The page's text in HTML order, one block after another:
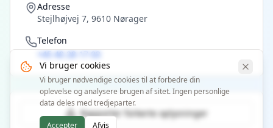
Adresse
Stejlhøjvej 7, 9610 Nørager
Telefon
+45 40 28 17 03
Rapporter forkerte oplysninger
Vi bruger cookies
Vi bruger nødvendige cookies til at forbedre din
oplevelse og analysere brugen af sitet. Ingen personlige
data deles med tredjeparter.
Accepter Afvis